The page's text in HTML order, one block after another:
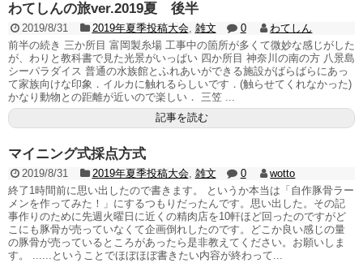
わてしんの旅ver.2019夏 後半
2019/8/31 2019年夏季投稿大会, 雑文 0
わてしん
前半の続き 三か所目 富岡製糸場 工事中の箇所が多くて微妙な感じがした
が、わりと教科書で見た光景がいっぱい 四か所目 神奈川の南の方 八景島
シーパラダイス 普通の水族館とふれあいができる施設がばらばらにあっ
て家族向けな印象．イルカに触れるらしいです．(触らせてくれなかった)
かなり動物との距離が近いので楽しい． 三笠 ...
記事を読む
マイニング式採点方式
2019/8/31 2019年夏季投稿大会, 雑文 0
wotto
終了1時間前に思い出したので書きます。 というか本当は「自作豚骨ラー
メンを作ってみた！」にするつもりだったんです。思い出した。その記
事作りのために先週火曜日に近くの精肉店を10軒ほど回ったのですがど
こにも豚骨が売っていなくて企画倒れしたのです。どこか良い感じの量
の豚骨が売っているところがあったら是非教えてください。お願いしま
す。 ......ということでほぼほぼ書きたい内容が終わって...